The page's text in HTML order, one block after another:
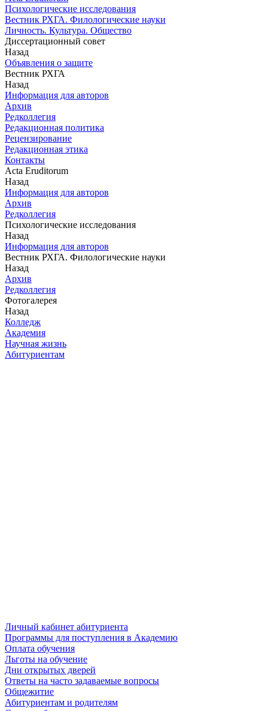
Психологические исследования
Вестник РХГА. Филологические науки
Личность. Культура. Общество
Диссертационный совет
Назад
Объявления о защите
Вестник РХГА
Назад
Информация для авторов
Архив
Редколлегия
Редакционная политика
Рецензирование
Редакционная этика
Контакты
Acta Eruditorum
Назад
Информация для авторов
Архив
Редколлегия
Психологические исследования
Назад
Информация для авторов
Вестник РХГА. Филологические науки
Назад
Архив
Редколлегия
Фотогалерея
Назад
Колледж
Академия
Научная жизнь
Абитуриентам
Личный кабинет абитуриента
Программы для поступления в Академию
Оплата обучения
Льготы на обучение
Дни открытых дверей
Ответы на часто задаваемые вопросы
Общежитие
Абитуриентам и родителям